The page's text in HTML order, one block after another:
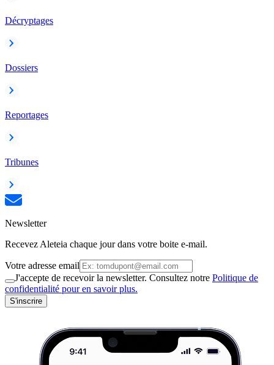
Décryptages
Dossiers
Reportages
Tribunes
Newsletter
Recevez Aleteia chaque jour dans votre boite e-mail.
Votre adresse email
J'accepte de recevoir la newsletter. Consultez notre Politique de
confidentialité pour en savoir plus.
S'inscrire